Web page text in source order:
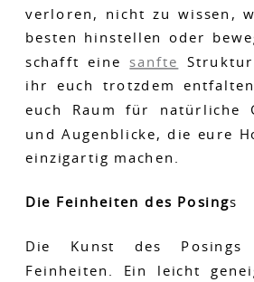
verloren, nicht zu wissen,
besten hinstellen oder
schafft eine sanfte
ihr euch trotzdem
euch Raum für natürliche
und Augenblicke, die eure
einzigartig machen.
Die Feinheiten des Posings
Die Kunst des
Feinheiten. Ein leicht